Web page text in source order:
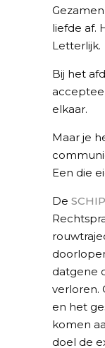
liefde af.
Letterlijk.
Bij het
elkaar.
Maar je
Een die
De
datgene
verloren.
en het
komen
doel de